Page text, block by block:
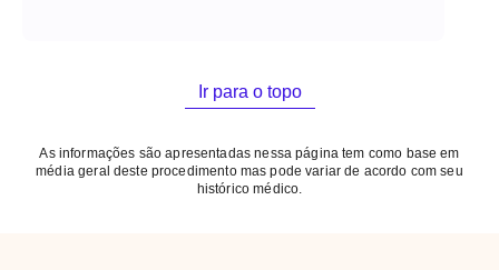
Ir para o topo
As informações são apresentadas nessa página tem como base em
média geral deste procedimento mas pode variar de acordo com seu
histórico médico.